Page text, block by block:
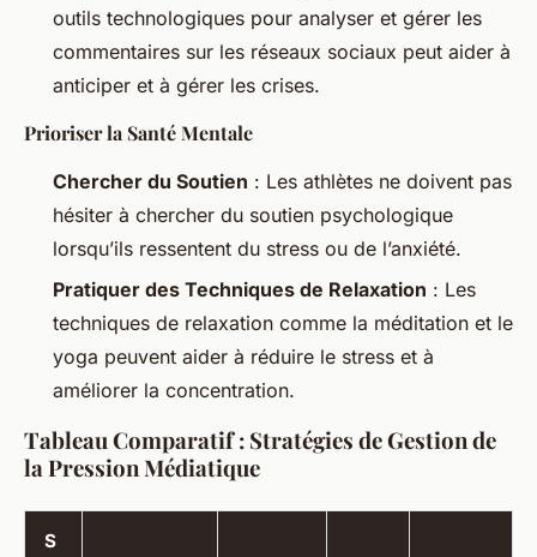
outils technologiques pour analyser et gérer les
commentaires sur les réseaux sociaux peut aider à
anticiper et à gérer les crises.
Prioriser la Santé Mentale
Chercher du Soutien : Les athlètes ne doivent pas
hésiter à chercher du soutien psychologique
lorsqu’ils ressentent du stress ou de l’anxiété.
Pratiquer des Techniques de Relaxation : Les
techniques de relaxation comme la méditation et le
yoga peuvent aider à réduire le stress et à
améliorer la concentration.
Tableau Comparatif : Stratégies de Gestion de
la Pression Médiatique
S